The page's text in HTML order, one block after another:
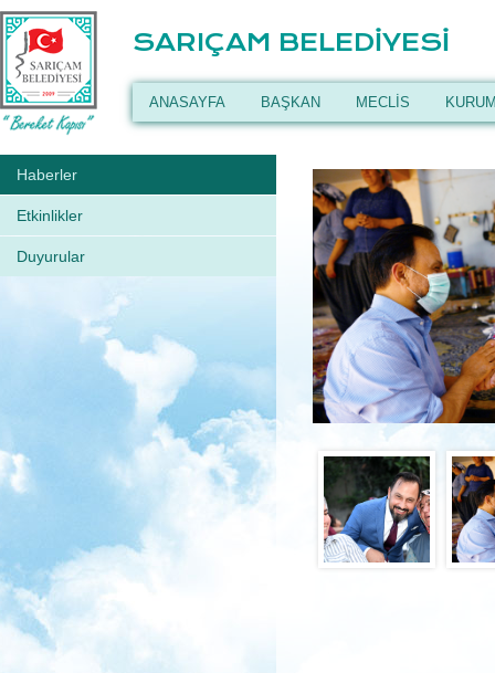
SARIÇAM BELEDİYESİ
ANASAYFA BAŞKAN MECLİS
Haberler
Etkinlikler
Duyurular